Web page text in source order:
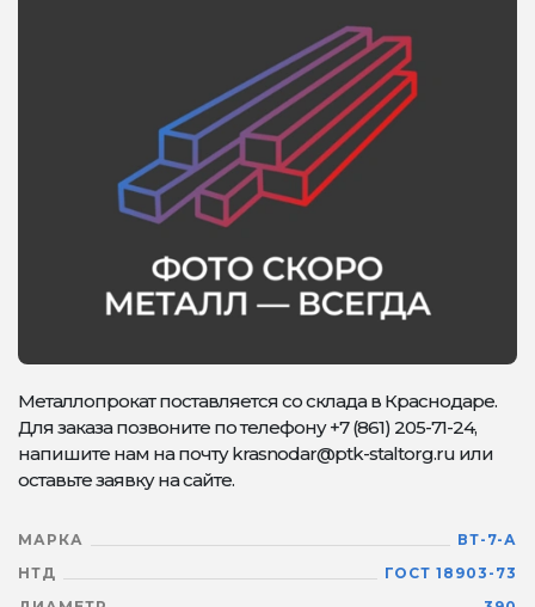
Металлопрокат поставляется со склада в Краснодаре.
Для заказа позвоните по телефону +7 (861) 205-71-24,
напишите нам на почту krasnodar@ptk-staltorg.ru или
оставьте заявку на сайте.
МАРКА
ВТ-7-А
НТД
ГОСТ 18903-73